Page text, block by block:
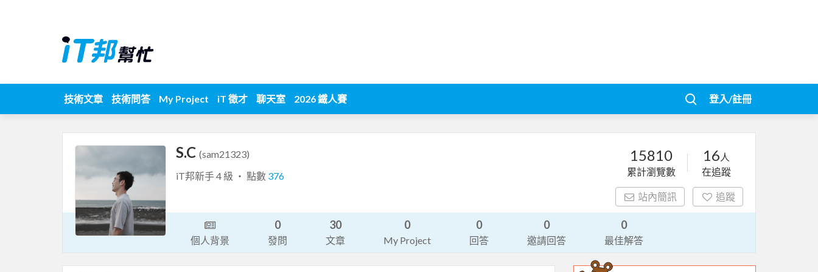
技術文章 技術問答 My Project iT 徵才 聊天室 2026 鐵人賽 登入/註冊
S.C (sam21323)
iT邦新手 4 級 ‧ 點數 376
15810
累計瀏覽數
16 人
在追蹤
站內簡訊 追蹤
個人背景
0
發問
30
文章
0
My Project
0
回答
0
邀請回答
0
最佳解答